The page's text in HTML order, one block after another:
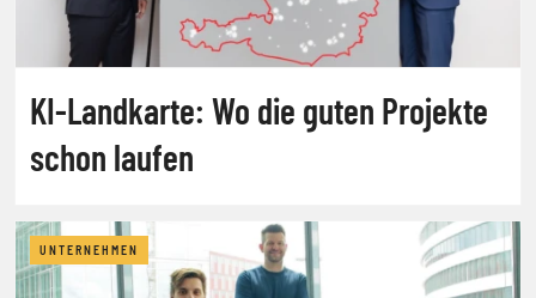
KI-Landkarte: Wo die guten Projekte
schon laufen
UNTERNEHMEN